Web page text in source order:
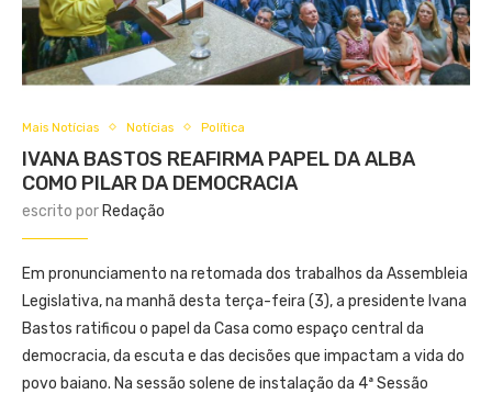
Mais Notícias Notícias Política
IVANA BASTOS REAFIRMA PAPEL DA ALBA
COMO PILAR DA DEMOCRACIA
escrito por Redação
Em pronunciamento na retomada dos trabalhos da Assembleia
Legislativa, na manhã desta terça-feira (3), a presidente Ivana
Bastos ratificou o papel da Casa como espaço central da
democracia, da escuta e das decisões que impactam a vida do
povo baiano. Na sessão solene de instalação da 4ª Sessão